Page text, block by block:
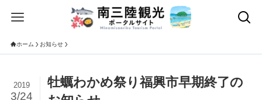
ホーム お知らせ
牡蠣わかめ祭り福興市早期終了の
2019
3/24